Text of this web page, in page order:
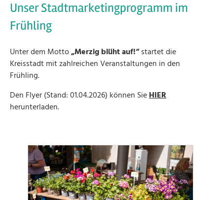
Unser Stadtmarketingprogramm im
Frühling
Unter dem Motto„Merzig blüht auf!“startet die
Kreisstadt mit zahlreichen Veranstaltungen in den
Frühling.
Den Flyer (Stand: 01.04.2026) können SieHIER
herunterladen.